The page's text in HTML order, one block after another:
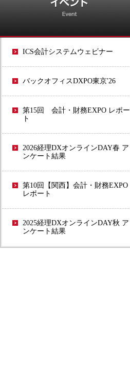
ICS会計システムウェビナー
バックオフィスDXPO東京'26
第15回 会計・財務EXPO レポー
ト
2026経理DXオンラインDAY春 ア
ンケート結果
第10回【関西】会計・財務EXPO
レポート
2025経理DXオンラインDAY秋 ア
ンケート結果